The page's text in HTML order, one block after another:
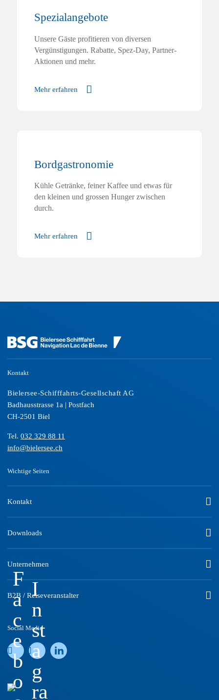
Spezialangebote
Unsere Gäste profitieren von diversen
Vergünstigungen. Rabatte, Spez-Day, Partner-
Aktionen und mehr.
Mehr erfahren
Bordgastronomie
Kühle Getränke, feiner Kaffee und etwas für
den kleinen und grossen Hunger zwischen
durch.
Mehr erfahren
Kontakt
Bielersee-Schifffahrts-Gesellschaft AG
Badhausstrasse 1a | Postfach
CH-2501 Biel
Tel. 032 329 88 11
info@bielersee.ch
Wichtige Seiten
Kontakt
Downloads
Unternehmen
B2B / Reiseveranstalter
Social Media
F
a
c
e
b
o
I
n
st
a
g
ra